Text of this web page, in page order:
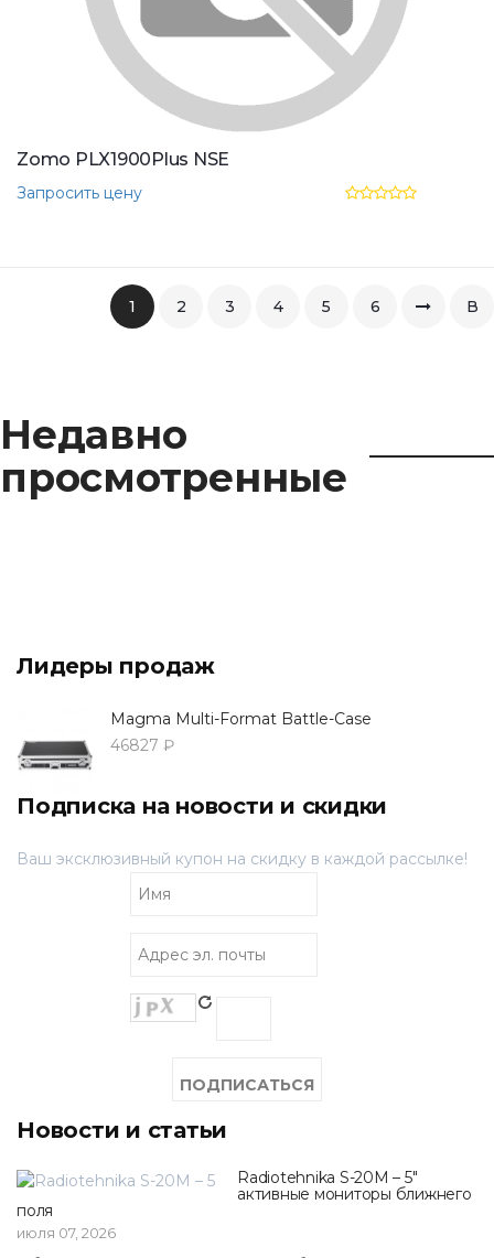
Zomo PLX1900Plus NSE
Запросить цену
1 2 3 4 5 6 В
Недавно
просмотренные
Лидеры продаж
Magma Multi-Format Battle-Case
46827 ₽
Подписка на новости и скидки
Ваш эксклюзивный купон на скидку в каждой рассылке!
Новости и статьи
Radiotehnika S-20M – 5"
активные мониторы ближнего
поля
июля 07, 2026